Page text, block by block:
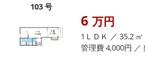
103 号
6 万円
1ＬＤＫ ／ 35.2 ㎡
管理費 4,000円 ／